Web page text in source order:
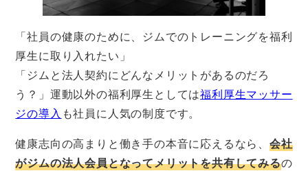
「社員の健康のために、ジムでのトレーニングを福利
厚生に取り入れたい」
「ジムと法人契約にどんなメリットがあるのだろ
う？」運動以外の福利厚生としては福利厚生マッサー
ジの導入 も社員に人気の制度です。
健康志向の高まりと働き手の本音に応えるなら、 会社
がジムの法人会員となってメリットを共有してみるの